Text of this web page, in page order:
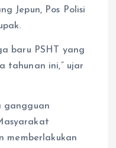
Jepun, Pos Polisi
baru PSHT yang
tahunan ini,” ujar
gangguan
memberlakukan